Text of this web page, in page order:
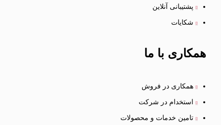
پشتیبانی آنلاین
شکایات
همکاری با ما
همکاری در فروش
استخدام در شرکت
تامین خدمات و محصولات